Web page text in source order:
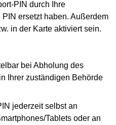
PIN durch Ihre
ersetzt haben. Außerdem
in der Karte aktiviert sein.
bei Abholung des
Ihrer zuständigen Behörde
jederzeit selbst an
Tablets oder an